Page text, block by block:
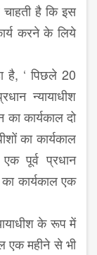
है कि इस
करने के लिये
है, ‘ पिछले 20
न्यायाधीश
कार्यकाल दो
का कार्यकाल
पूर्व प्रधान
का कार्यकाल एक
के रूप में
एक महीने से भी